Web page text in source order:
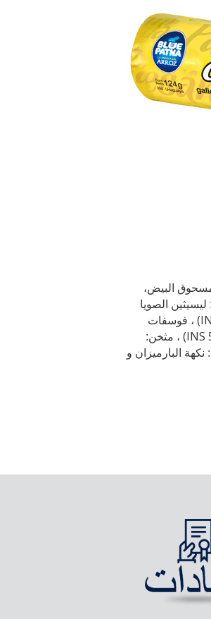
مسحوق البيض،
الصويا
، فوسفات
، مثخن:
نكهة البارميزان و